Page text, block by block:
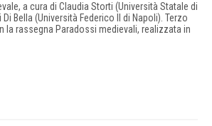
a cura di Claudia Storti (Università Statale di
Di Bella (Università Federico II di Napoli). Terzo
la rassegna Paradossi medievali, realizzata in